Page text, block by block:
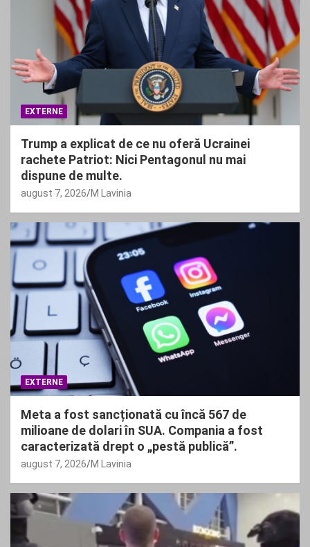
EXTERNE
Trump a explicat de ce nu oferă Ucrainei
rachete Patriot: Nici Pentagonul nu mai
dispune de multe.
august 7, 2026 M Lavinia
EXTERNE
Meta a fost sancționată cu încă 567 de
milioane de dolari în SUA. Compania a fost
caracterizată drept o „pestă publică”.
august 7, 2026 M Lavinia